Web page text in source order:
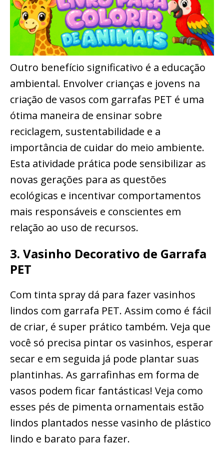
Outro benefício significativo é a educação
ambiental. Envolver crianças e jovens na
criação de vasos com garrafas PET é uma
ótima maneira de ensinar sobre
reciclagem, sustentabilidade e a
importância de cuidar do meio ambiente.
Esta atividade prática pode sensibilizar as
novas gerações para as questões
ecológicas e incentivar comportamentos
mais responsáveis e conscientes em
relação ao uso de recursos.
3. Vasinho Decorativo de Garrafa
PET
Com tinta spray dá para fazer vasinhos
lindos com garrafa PET. Assim como é fácil
de criar, é super prático também. Veja que
você só precisa pintar os vasinhos, esperar
secar e em seguida já pode plantar suas
plantinhas. As garrafinhas em forma de
vasos podem ficar fantásticas! Veja como
esses pés de pimenta ornamentais estão
lindos plantados nesse vasinho de plástico
lindo e barato para fazer.